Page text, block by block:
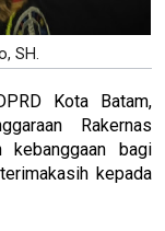
SH.
Kota Batam,
Rakernas
bagi
kepada